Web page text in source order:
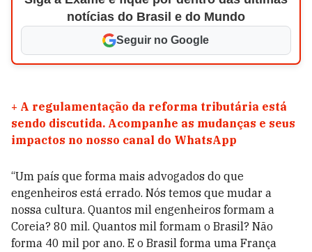
notícias do Brasil e do Mundo
Seguir no Google
+ A regulamentação da reforma tributária está
sendo discutida. Acompanhe as mudanças e seus
impactos no nosso canal do WhatsApp
“Um país que forma mais advogados do que
engenheiros está errado. Nós temos que mudar a
nossa cultura. Quantos mil engenheiros formam a
Coreia? 80 mil. Quantos mil formam o Brasil? Não
forma 40 mil por ano. E o Brasil forma uma França